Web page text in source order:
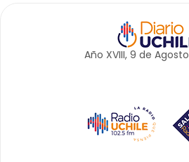
Año XVIII, 9 de Agosto